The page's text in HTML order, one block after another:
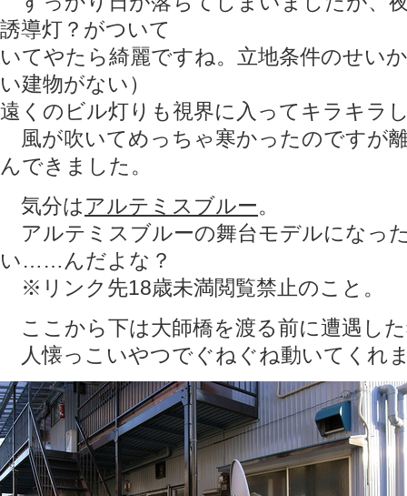
誘導灯？がついて
いてやたら綺麗ですね。立地条件のせい
い建物がない）
遠くのビル灯りも視界に入ってキラキラ
風が吹いてめっちゃ寒かったのですが
んできました。
気分はアルテミスブルー。
アルテミスブルーの舞台モデルになっ
い……んだよな？
※リンク先18歳未満閲覧禁止のこと。
ここから下は大師橋を渡る前に遭遇し
人懐っこいやつでぐねぐね動いてくれ